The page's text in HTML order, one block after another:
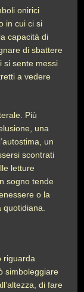
onirici
in cui ci si
capacità di
di sbattere
si sente messi
a vedere
Più
una
un
scontrati
letture
sogno tende
o la
riguarda
simboleggiare
di fare